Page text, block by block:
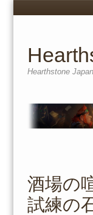
Menu
Hearthstone
content
酒場の
試練の